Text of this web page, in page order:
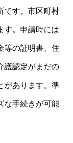
です。市区町村
す。申請時には
等の証明書、住
護認定がまだの
があります。準
な手続きが可能